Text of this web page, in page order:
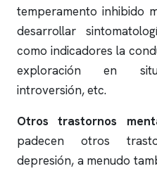
temperamento inhibido
desarrollar
como indicadores la
exploración en
introversión, etc.
Otros trastornos
padecen otros
depresión, a menudo